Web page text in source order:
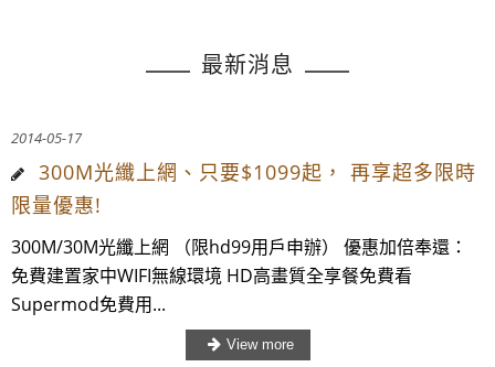
最新消息
2014-05-17
300M光纖上網、只要$1099起， 再享超多限時
限量優惠!
300M/30M光纖上網 （限hd99用戶申辦） 優惠加倍奉還：
免費建置家中WIFI無線環境 HD高畫質全享餐免費看
Supermod免費用...